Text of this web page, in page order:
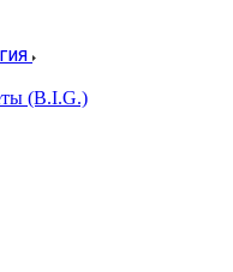
(B.I.G.)